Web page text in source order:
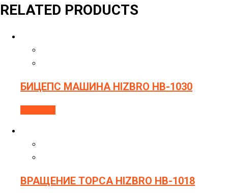
RELATED PRODUCTS
БИЦЕПС МАШИНА HIZBRO HB-1030
ВРАЩЕНИЕ ТОРСА HIZBRO HB-1018